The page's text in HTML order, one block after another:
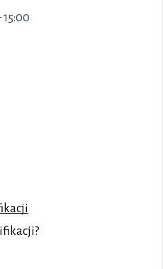
PIB
PIB
IBE PIBIBE PIB
Spotify IBE PIB
ZSK